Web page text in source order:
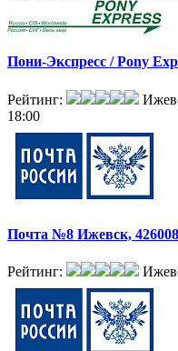
Пони-Экспресс / Pony
Рейтинг:
18:00
Почта №8 Ижевск, 426008
Рейтинг: